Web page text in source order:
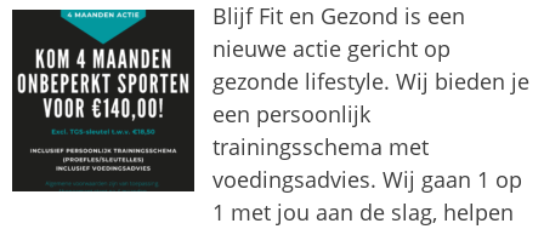
Blijf Fit en Gezond is een
nieuwe actie gericht op
gezonde lifestyle. Wij bieden je
een persoonlijk
trainingsschema met
voedingsadvies. Wij gaan 1 op
1 met jou aan de slag, helpen